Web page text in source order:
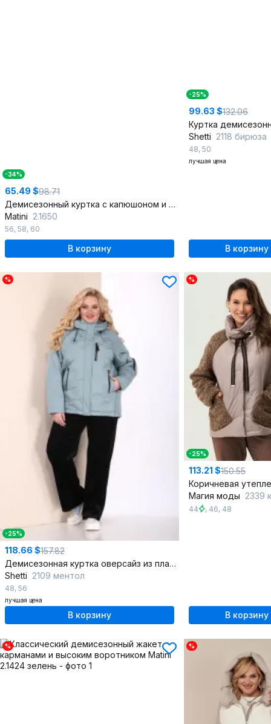
-34%
65.49 $98.71
Демисезонный куртка с капюшоном и комбинированным рукавом
Matini 2.1650
56, 58, 60
В корзину
-25%
99.63 $132.06
Shetti 2118 бирюза
48, 50
лучшая цена
В корзину
%
-25%
118.66 $157.82
Демисезонная куртка оверсайз из плащевки с капюшоном
Shetti 2109 ментол
48, 56
лучшая цена
В корзину
%
-25%
113.21 $150.55
Магия моды 2339
44 , 46, 48
В корзину
% %